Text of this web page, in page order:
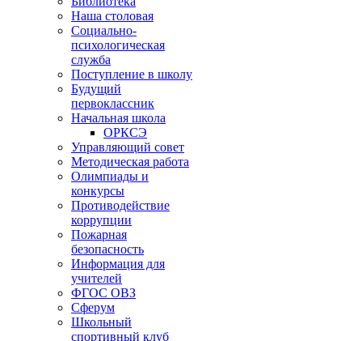
Наша столовая
Социально-
психологическая
служба
Поступление в школу
Будущий
первоклассник
Начальная школа
ОРКСЭ
Управляющий совет
Методическая работа
Олимпиады и
конкурсы
Противодействие
коррупции
Пожарная
безопасность
Информация для
учителей
ФГОС ОВЗ
Сферум
Школьный
спортивный клуб